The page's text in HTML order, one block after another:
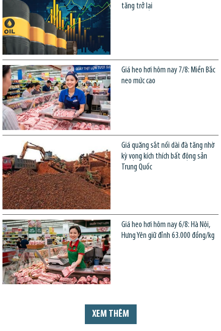
tăng trở lại
Giá heo hơi hôm nay 7/8: Miền Bắc
neo mức cao
Giá quặng sắt nối dài đà tăng nhờ
kỳ vọng kích thích bất động sản
Trung Quốc
Giá heo hơi hôm nay 6/8: Hà Nội,
Hưng Yên giữ đỉnh 63.000 đồng/kg
XEM THÊM